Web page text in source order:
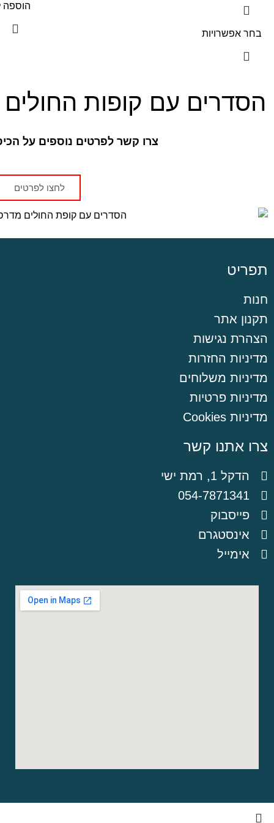
בחר אפשרויות
הוספה
הסדרים עם קופות
צרו קשר לפרטים נוספים על
לחצו לפרטים
תפריט
חנות
תקנון אתר
הצהרת נגישות
מדיניות החזרות
מדיניות משלוחים
מדיניות פרטיות
מדיניות Cookies
צרו אתנו קשר
הדקל 1, רמת ישי
054-7871341
פייסבוק
אינסטגרם
אימייל